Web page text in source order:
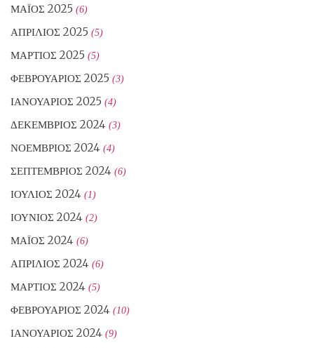
ΜΆΙΟΣ 2025 (6)
ΑΠΡΊΛΙΟΣ 2025 (5)
ΜΆΡΤΙΟΣ 2025 (5)
ΦΕΒΡΟΥΆΡΙΟΣ 2025 (3)
ΙΑΝΟΥΆΡΙΟΣ 2025 (4)
ΔΕΚΈΜΒΡΙΟΣ 2024 (3)
ΝΟΈΜΒΡΙΟΣ 2024 (4)
ΣΕΠΤΈΜΒΡΙΟΣ 2024 (6)
ΙΟΎΛΙΟΣ 2024 (1)
ΙΟΎΝΙΟΣ 2024 (2)
ΜΆΙΟΣ 2024 (6)
ΑΠΡΊΛΙΟΣ 2024 (6)
ΜΆΡΤΙΟΣ 2024 (5)
ΦΕΒΡΟΥΆΡΙΟΣ 2024 (10)
ΙΑΝΟΥΆΡΙΟΣ 2024 (9)